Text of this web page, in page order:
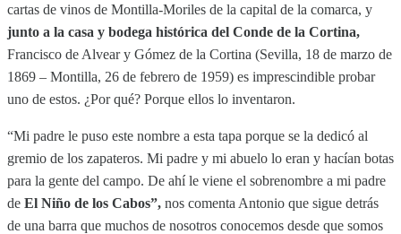
cartas de vinos de Montilla-Moriles de la capital de la comarca, y
junto a la casa y bodega histórica del Conde de la Cortina,
Francisco de Alvear y Gómez de la Cortina (Sevilla, 18 de marzo de
1869 – Montilla, 26 de febrero de 1959) es imprescindible probar
uno de estos. ¿Por qué? Porque ellos lo inventaron.
“Mi padre le puso este nombre a esta tapa porque se la dedicó al
gremio de los zapateros. Mi padre y mi abuelo lo eran y hacían botas
para la gente del campo. De ahí le viene el sobrenombre a mi padre
de El Niño de los Cabos”, nos comenta Antonio que sigue detrás
de una barra que muchos de nosotros conocemos desde que somos